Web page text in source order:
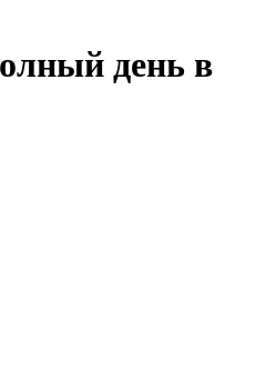
день в